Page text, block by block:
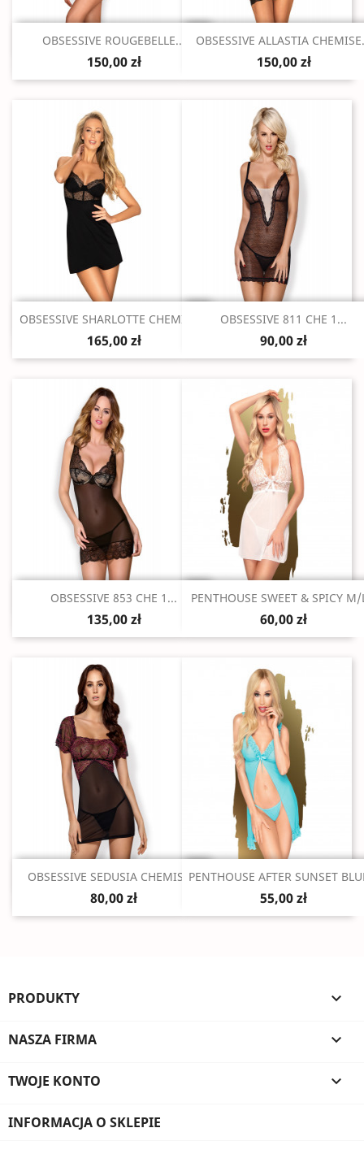
Szybki podgląd
OBSESSIVE ROUGEBELLE...
150,00 zł
Szybki podgląd
OBSESSIVE ALLASTIA
150,00 zł
Szybki podgląd
OBSESSIVE SHARLOTTE CHEMISE...
165,00 zł
Szybki podgląd
OBSESSIVE 811 CHE 1...
90,00 zł
Szybki podgląd
OBSESSIVE 853 CHE 1...
135,00 zł
Szybki podgląd
PENTHOUSE SWEET & SPICY
60,00 zł
Szybki podgląd
OBSESSIVE SEDUSIA CHEMISE...
80,00 zł
Szybki podgląd
PENTHOUSE AFTER SUNSET
55,00 zł
PRODUKTY 
NASZA FIRMA 
TWOJE KONTO 
INFORMACJA O SKLEPIE